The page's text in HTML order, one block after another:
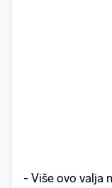
- Više ovo valja